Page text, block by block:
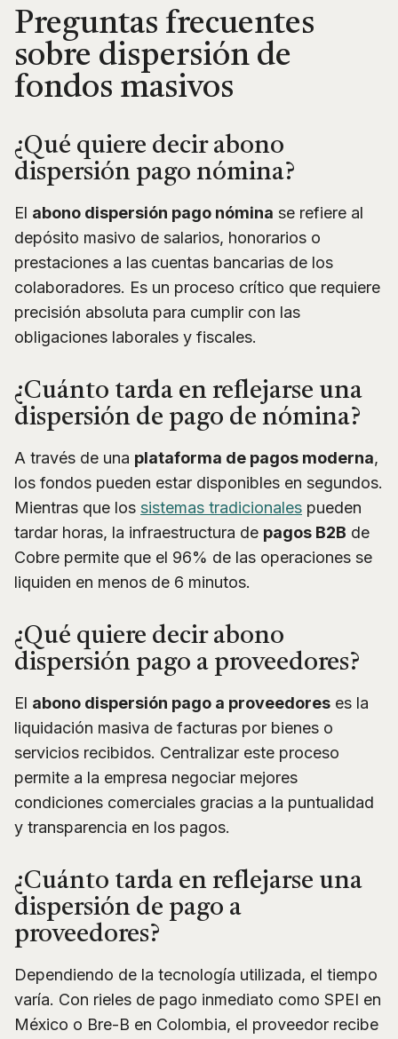
Preguntas frecuentes
sobre dispersión de
fondos masivos
¿Qué quiere decir abono
dispersión pago nómina?
El abono dispersión pago nómina se refiere al
depósito masivo de salarios, honorarios o
prestaciones a las cuentas bancarias de los
colaboradores. Es un proceso crítico que requiere
precisión absoluta para cumplir con las
obligaciones laborales y fiscales.
¿Cuánto tarda en reflejarse una
dispersión de pago de nómina?
A través de una plataforma de pagos moderna,
los fondos pueden estar disponibles en segundos.
Mientras que los sistemas tradicionales pueden
tardar horas, la infraestructura de pagos B2B de
Cobre permite que el 96% de las operaciones se
liquiden en menos de 6 minutos.
¿Qué quiere decir abono
dispersión pago a proveedores?
El abono dispersión pago a proveedores es la
liquidación masiva de facturas por bienes o
servicios recibidos. Centralizar este proceso
permite a la empresa negociar mejores
condiciones comerciales gracias a la puntualidad
y transparencia en los pagos.
¿Cuánto tarda en reflejarse una
dispersión de pago a
proveedores?
Dependiendo de la tecnología utilizada, el tiempo
varía. Con rieles de pago inmediato como SPEI en
México o Bre-B en Colombia, el proveedor recibe